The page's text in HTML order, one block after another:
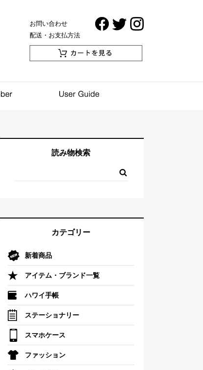
お問い合わせ
配送・お支払方法
読み物検索
カテゴリー
新着商品
アイテム・ブランド一覧
ハワイ手帳
ステーショナリー
スマホケース
ファッション